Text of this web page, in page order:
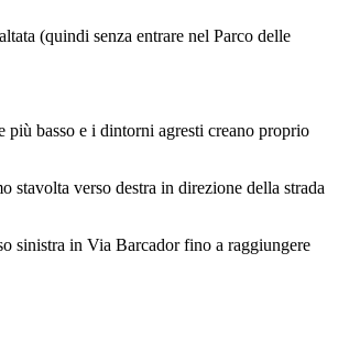
(quindi senza entrare nel Parco delle
basso e i dintorni agresti creano proprio
verso destra in direzione della strada
sinistra in Via Barcador fino a raggiungere